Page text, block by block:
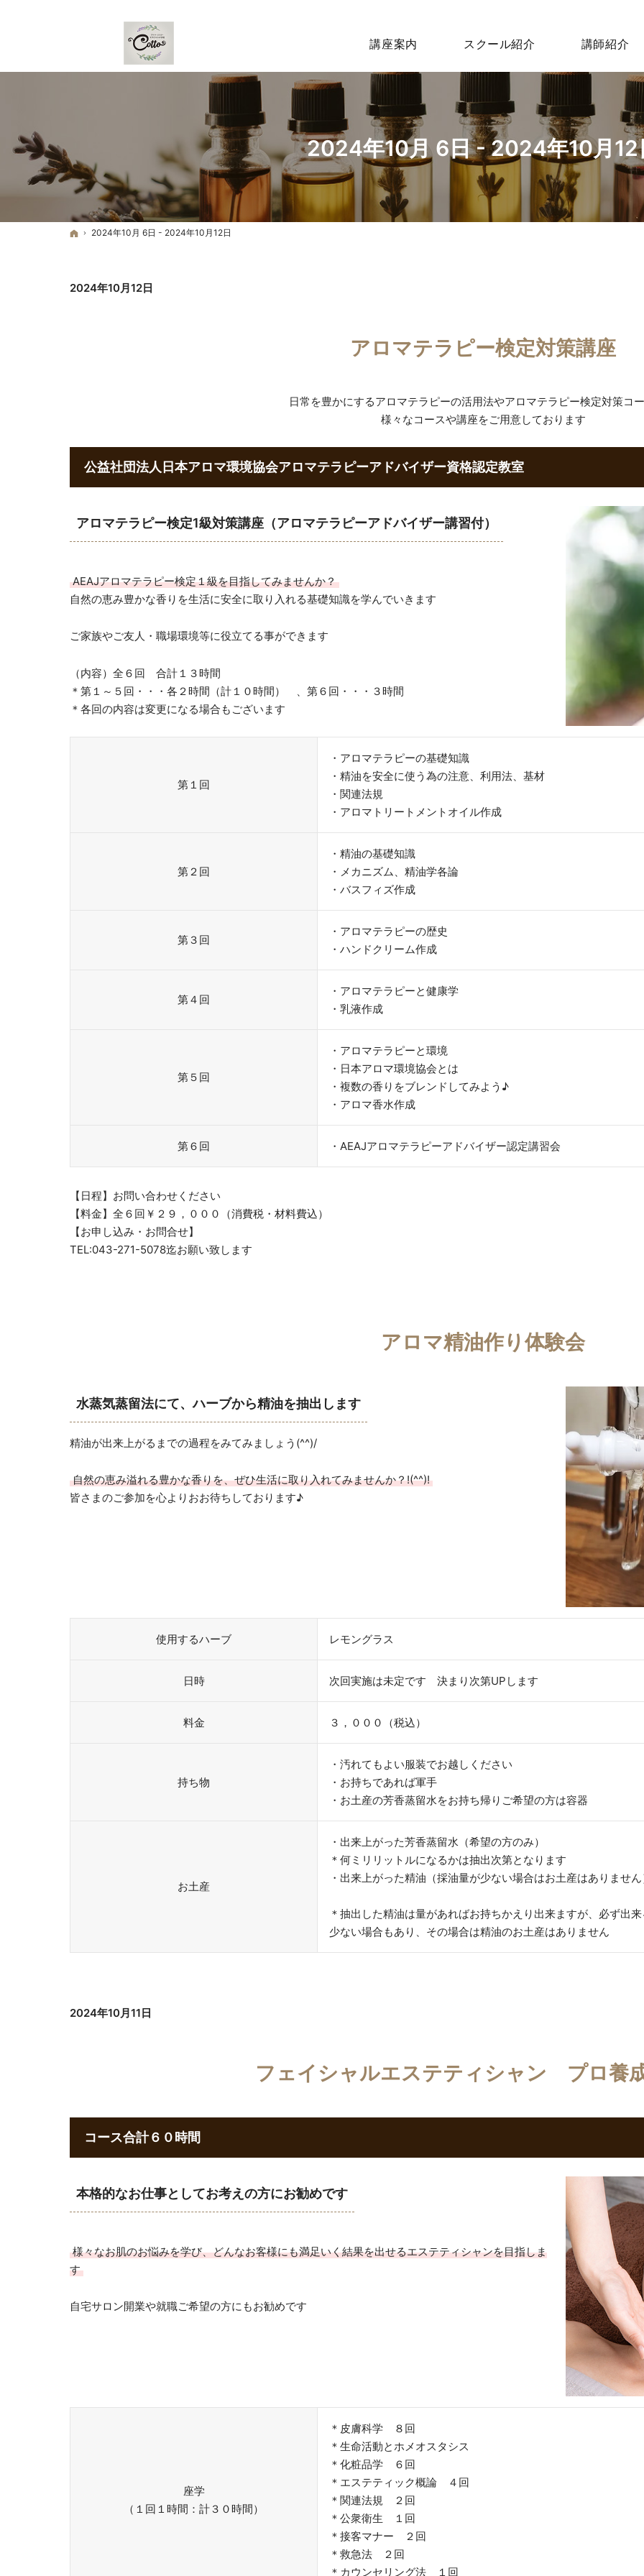
2024年10月 6日 - 2024年10月12
ホーム
2024年10月 6日 - 2024年10月12日
2024年10月12日
アロマテラピー検定対策講座
日常を豊かにするアロマテラピーの活用法やアロマテラピー検定対策コ
様々なコースや講座をご用意しております
公益社団法人日本アロマ環境協会アロマテラピーアドバイザー資格認定教室
アロマテラピー検定1級対策講座（アロマテラピーアドバイザー講習付）
AEAJアロマテラピー検定１級を目指してみませんか？
自然の恵み豊かな香りを生活に安全に取り入れる基礎知識を学んでいきます
ご家族やご友人・職場環境等に役立てる事ができます
（内容）全６回 合計１３時間
＊第１～５回・・・各２時間（計１０時間） 、第６回・・・３時間
＊各回の内容は変更になる場合もございます
第１回
・アロマテラピーの基礎知識
・精油を安全に使う為の注意、利用法、基材
・関連法規
・アロマトリートメントオイル作成
第２回
・精油の基礎知識
・メカニズム、精油学各論
・バスフィズ作成
第３回
・アロマテラピーの歴史
・ハンドクリーム作成
第４回
・アロマテラピーと健康学
・乳液作成
第５回
・アロマテラピーと環境
・日本アロマ環境協会とは
・複数の香りをブレンドしてみよう♪
・アロマ香水作成
第６回 ・AEAJアロマテラピーアドバイザー認定講習会
【日程】お問い合わせください
【料金】全６回￥２９，０００（消費税・材料費込）
【お申し込み・お問合せ】
TEL:043-271-5078迄お願い致します
アロマ精油作り体験会
水蒸気蒸留法にて、ハーブから精油を抽出します
精油が出来上がるまでの過程をみてみましょう(^^)/
自然の恵み溢れる豊かな香りを、ぜひ生活に取り入れてみませんか？!(^^)!
皆さまのご参加を心よりおお待ちしております♪
使用するハーブ レモングラス
日時 次回実施は未定です 決まり次第UPします
料金 ３，０００（税込）
持ち物
・汚れてもよい服装でお越しください
・お持ちであれば軍手
・お土産の芳香蒸留水をお持ち帰りご希望の方は容器
お土産
・出来上がった芳香蒸留水（希望の方のみ）
＊何ミリリットルになるかは抽出次第となります
・出来上がった精油（採油量が少ない場合はお土産はありませ
＊抽出した精油は量があればお持ちかえり出来ますが、必ず出
少ない場合もあり、その場合は精油のお土産はありません
2024年10月11日
フェイシャルエステティシャン プロ養
​コース合計６０時間
本格的なお仕事としてお考えの方にお勧めです
様々なお肌のお悩みを学び、どんなお客様にも満足いく結果を出せるエステティシャンを目指しま
す
自宅サロン開業や就職ご希望の方にもお勧めです
座学
（１回１時間：計３０時間）
＊皮膚科学 ８回
＊生命活動とホメオスタシス
＊化粧品学 ６回
＊エステティック概論 ４回
＊関連法規 ２回
＊公衆衛生 １回
＊接客マナー ２回
＊救急法 ２回
​＊カウンセリング法 １回
講座案内
スクール紹介 講師紹介